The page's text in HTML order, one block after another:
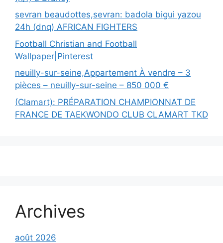
sevran beaudottes,sevran: badola bigui yazou
24h (dnq) AFRICAN FIGHTERS
Football Christian and Football
Wallpaper|Pinterest
neuilly-sur-seine,Appartement À vendre – 3
pièces – neuilly-sur-seine – 850 000 €
(Clamart): PRÉPARATION CHAMPIONNAT DE
FRANCE DE TAEKWONDO CLUB CLAMART TKD
Archives
août 2026